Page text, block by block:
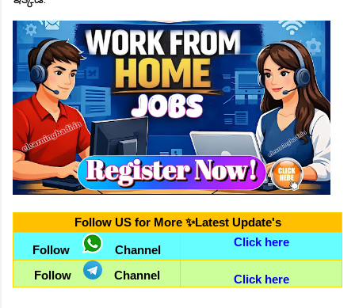
Follow US for More ✨Latest Update's
Follow Channel
Click here
Follow Channel Click here